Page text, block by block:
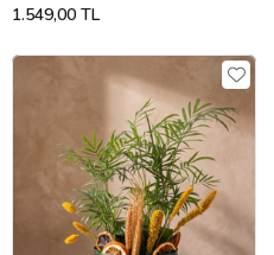
1.549,00 TL